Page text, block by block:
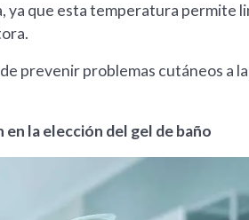
que esta temperatura permite
prevenir problemas cutáneos a
la elección del gel de baño